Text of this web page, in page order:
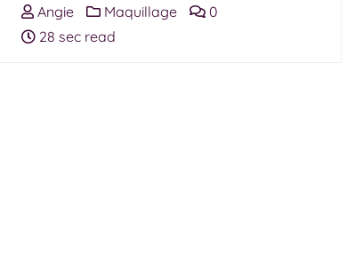
Angie Maquillage
0
28 sec read